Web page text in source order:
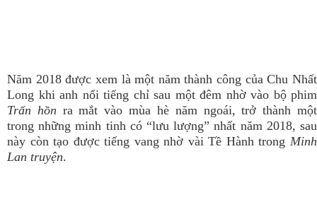
Năm 2018 được xem là một năm thành công của Chu Nhất
Long khi anh nổi tiếng chỉ sau một đêm nhờ vào bộ phim
Trấn hồn ra mắt vào mùa hè năm ngoái, trở thành một
trong những minh tinh có “lưu lượng” nhất năm 2018, sau
này còn tạo được tiếng vang nhờ vài Tề Hành trong Minh
Lan truyện.